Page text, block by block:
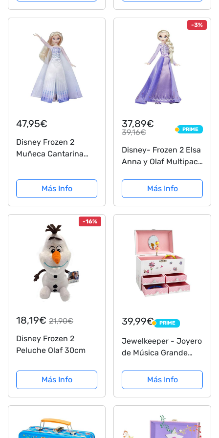
Rainbow
47,95€
Disney Frozen 2
Muñeca Cantarina
Más Info
-3%
37,89€
39,16€ PRIME
PRIME
Disney- Frozen 2 Elsa
Anna y Olaf Multipack
color/modelo surtido,
Exclusivo en Amazon
Más Info
-16%
18,19€ 21,90€
Disney Frozen 2
Peluche Olaf 30cm
Más Info
39,99€ PRIME
PRIME
Jewelkeeper - Joyero
de Música Grande
de Flores y Pájaros,
con 4 Cajones
Extraíbles - Melodía
Más Info